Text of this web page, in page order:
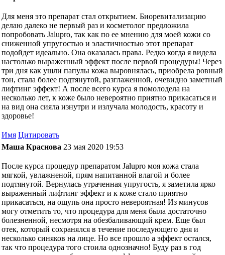
Для меня это препарат стал открытием. Биоревитализацию
делаю далеко не первый раз и косметолог предложила
попробовать Jalupro, так как по ее мнению для моей кожи со
сниженной упругостью и эластичностью этот препарат
подойдет идеально. Она оказалась права. Редко когда я видела
настолько выраженный эффект после первой процедуры! Через
три дня как ушли папулы кожа выровнялась, приобрела ровный
тон, стала более подтянутой, разглаженной, очевидно заметный
лифтинг эффект! А после всего курса я помолодела на
несколько лет, к коже было невероятно приятно прикасаться и
на вид она сияла изнутри и излучала молодость, красоту и
здоровье!
Имя Цитировать
Маша Краснова 23 мая 2020 19:53
После курса процедур препаратом Jalupro моя кожа стала
мягкой, увлажненой, прям напитанной влагой и более
подтянутой. Вернулась утраченная упругость, я заметила ярко
выраженный лифтинг эффект и к коже стало приятно
прикасаться, на ощупь она просто невероятная! Из минусов
могу отметить то, что процедура для меня была достаточно
болезненной, несмотря на обезбаливающий крем. Еще был
отек, который сохранялся в течение последующего дня и
несколько синяков на лице. Но все прошло а эффект остался,
так что процедура того стоила однозначно! Буду раз в год